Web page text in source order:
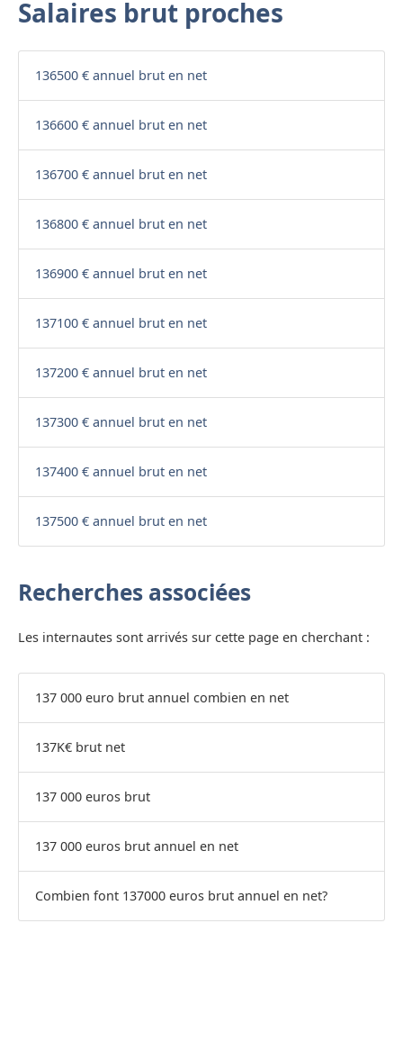
Salaires brut proches
136500 € annuel brut en net
136600 € annuel brut en net
136700 € annuel brut en net
136800 € annuel brut en net
136900 € annuel brut en net
137100 € annuel brut en net
137200 € annuel brut en net
137300 € annuel brut en net
137400 € annuel brut en net
137500 € annuel brut en net
Recherches associées
Les internautes sont arrivés sur cette page en cherchant :
137 000 euro brut annuel combien en net
137K€ brut net
137 000 euros brut
137 000 euros brut annuel en net
Combien font 137000 euros brut annuel en net?